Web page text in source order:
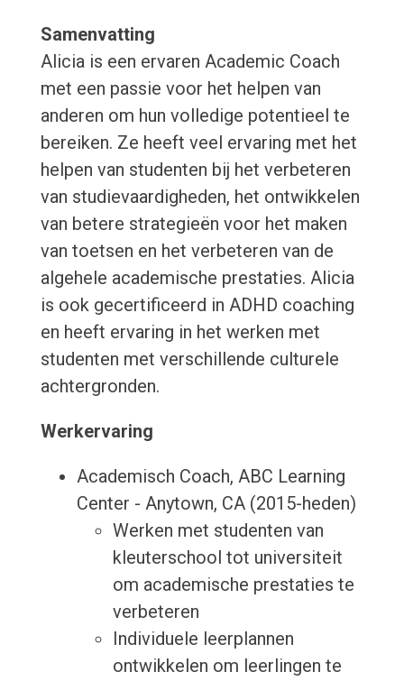
Samenvatting
Alicia is een ervaren Academic Coach
met een passie voor het helpen van
anderen om hun volledige potentieel te
bereiken. Ze heeft veel ervaring met het
helpen van studenten bij het verbeteren
van studievaardigheden, het ontwikkelen
van betere strategieën voor het maken
van toetsen en het verbeteren van de
algehele academische prestaties. Alicia
is ook gecertificeerd in ADHD coaching
en heeft ervaring in het werken met
studenten met verschillende culturele
achtergronden.
Werkervaring
Academisch Coach, ABC Learning
Center - Anytown, CA (2015-heden)
Werken met studenten van
kleuterschool tot universiteit
om academische prestaties te
verbeteren
Individuele leerplannen
ontwikkelen om leerlingen te